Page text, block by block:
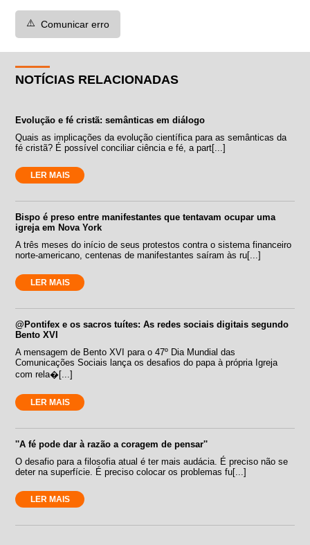
⚠️ Comunicar erro
NOTÍCIAS RELACIONADAS
Evolução e fé cristã: semânticas em diálogo
Quais as implicações da evolução científica para as semânticas da
fé cristã? É possível conciliar ciência e fé, a part[...]
LER MAIS
Bispo é preso entre manifestantes que tentavam ocupar uma
igreja em Nova York
A três meses do início de seus protestos contra o sistema financeiro
norte-americano, centenas de manifestantes saíram às ru[...]
LER MAIS
@Pontifex e os sacros tuítes: As redes sociais digitais segundo
Bento XVI
A mensagem de Bento XVI para o 47º Dia Mundial das
Comunicações Sociais lança os desafios do papa à própria Igreja
com rela�[...]
LER MAIS
''A fé pode dar à razão a coragem de pensar''
O desafio para a filosofia atual é ter mais audácia. É preciso não se
deter na superfície. É preciso colocar os problemas fu[...]
LER MAIS